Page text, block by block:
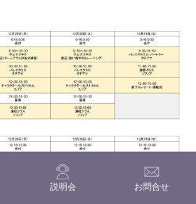
説明会 お問合せ